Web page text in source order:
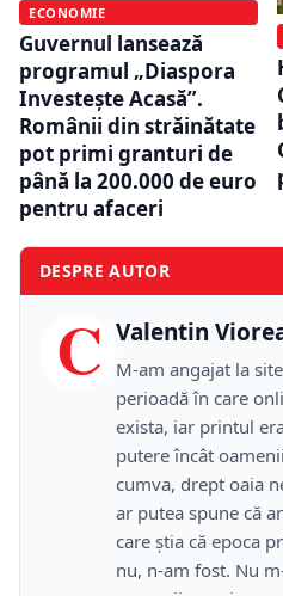
ECONOMIE
Guvernul lansează
programul „Diaspora
Investește Acasă”.
Românii din străinătate
pot primi granturi de
până la 200.000 de euro
pentru afaceri
DESPRE AUTOR
C Valentin
M-am angajat la
perioadă în care
exista, iar printul
putere încât
cumva, drept oaia
ar putea spune că
care știa că epoca
nu, n-am fost. Nu